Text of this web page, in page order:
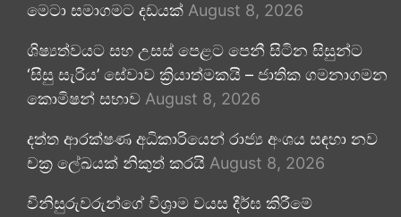
මෙටා සමාගමට දඩයක් August 8, 2026
ශිෂ්‍යත්වයට සහ උසස් පෙළට පෙනී සිටින සිසුන්ට
‘සිසු සැරිය’ සේවාව ක්‍රියාත්මකයි – ජාතික ගමනාගමන
කොමිෂන් සභාව August 8, 2026
දත්ත ආරක්ෂණ අධිකාරියෙන් රාජ්‍ය අංශය සඳහා නව
චක්‍ර ලේඛයක් නිකුත් කරයි August 8, 2026
විනිසුරුවරුන්ගේ විශ්‍රාම වයස දීර්ඝ කිරීමේ